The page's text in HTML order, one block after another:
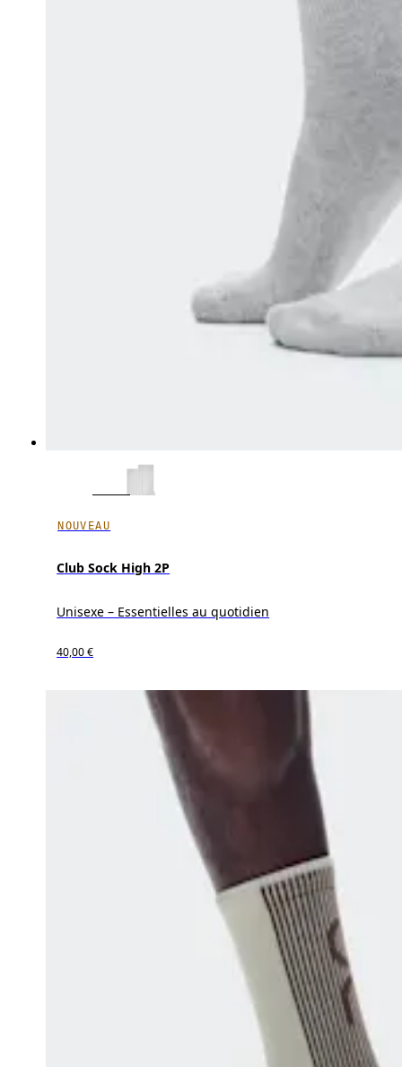
NOUVEAU
Club Sock High 2P
Unisexe – Essentielles au quotidien
40,00 €